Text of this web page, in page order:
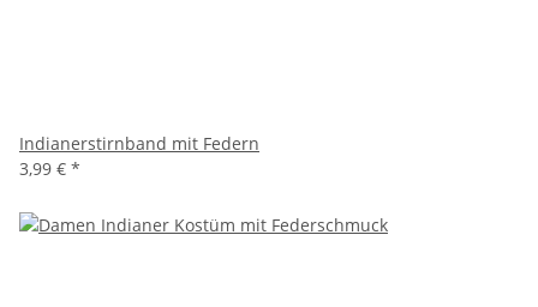
Indianerstirnband mit Federn
3,99 € *